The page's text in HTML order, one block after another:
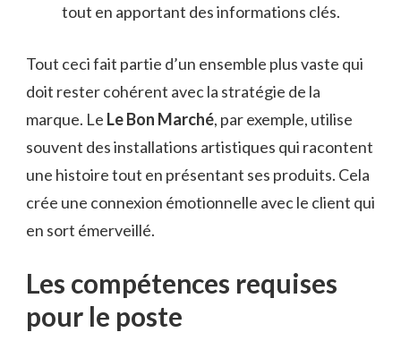
tout en apportant des informations clés.
Tout ceci fait partie d’un ensemble plus vaste qui
doit rester cohérent avec la stratégie de la
marque. Le Le Bon Marché, par exemple, utilise
souvent des installations artistiques qui racontent
une histoire tout en présentant ses produits. Cela
crée une connexion émotionnelle avec le client qui
en sort émerveillé.
Les compétences requises
pour le poste